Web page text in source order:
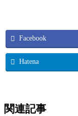
Facebook
Hatena
関連記事